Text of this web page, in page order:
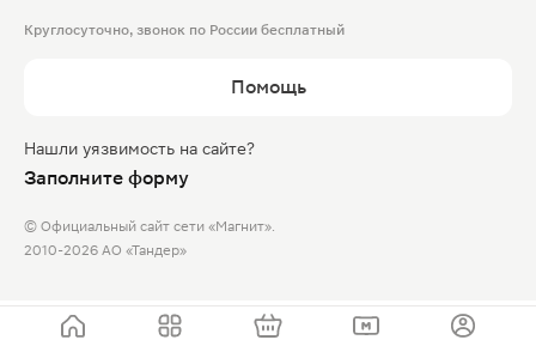
Круглосуточно, звонок по России бесплатный
Помощь
Нашли уязвимость на сайте?
Заполните форму
© Официальный сайт сети «Магнит».
2010-2026 АО «Тандер»